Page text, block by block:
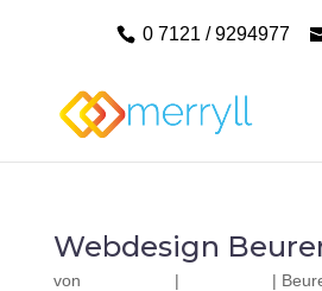
0 7121 / 9294977
Webdesign
von | |